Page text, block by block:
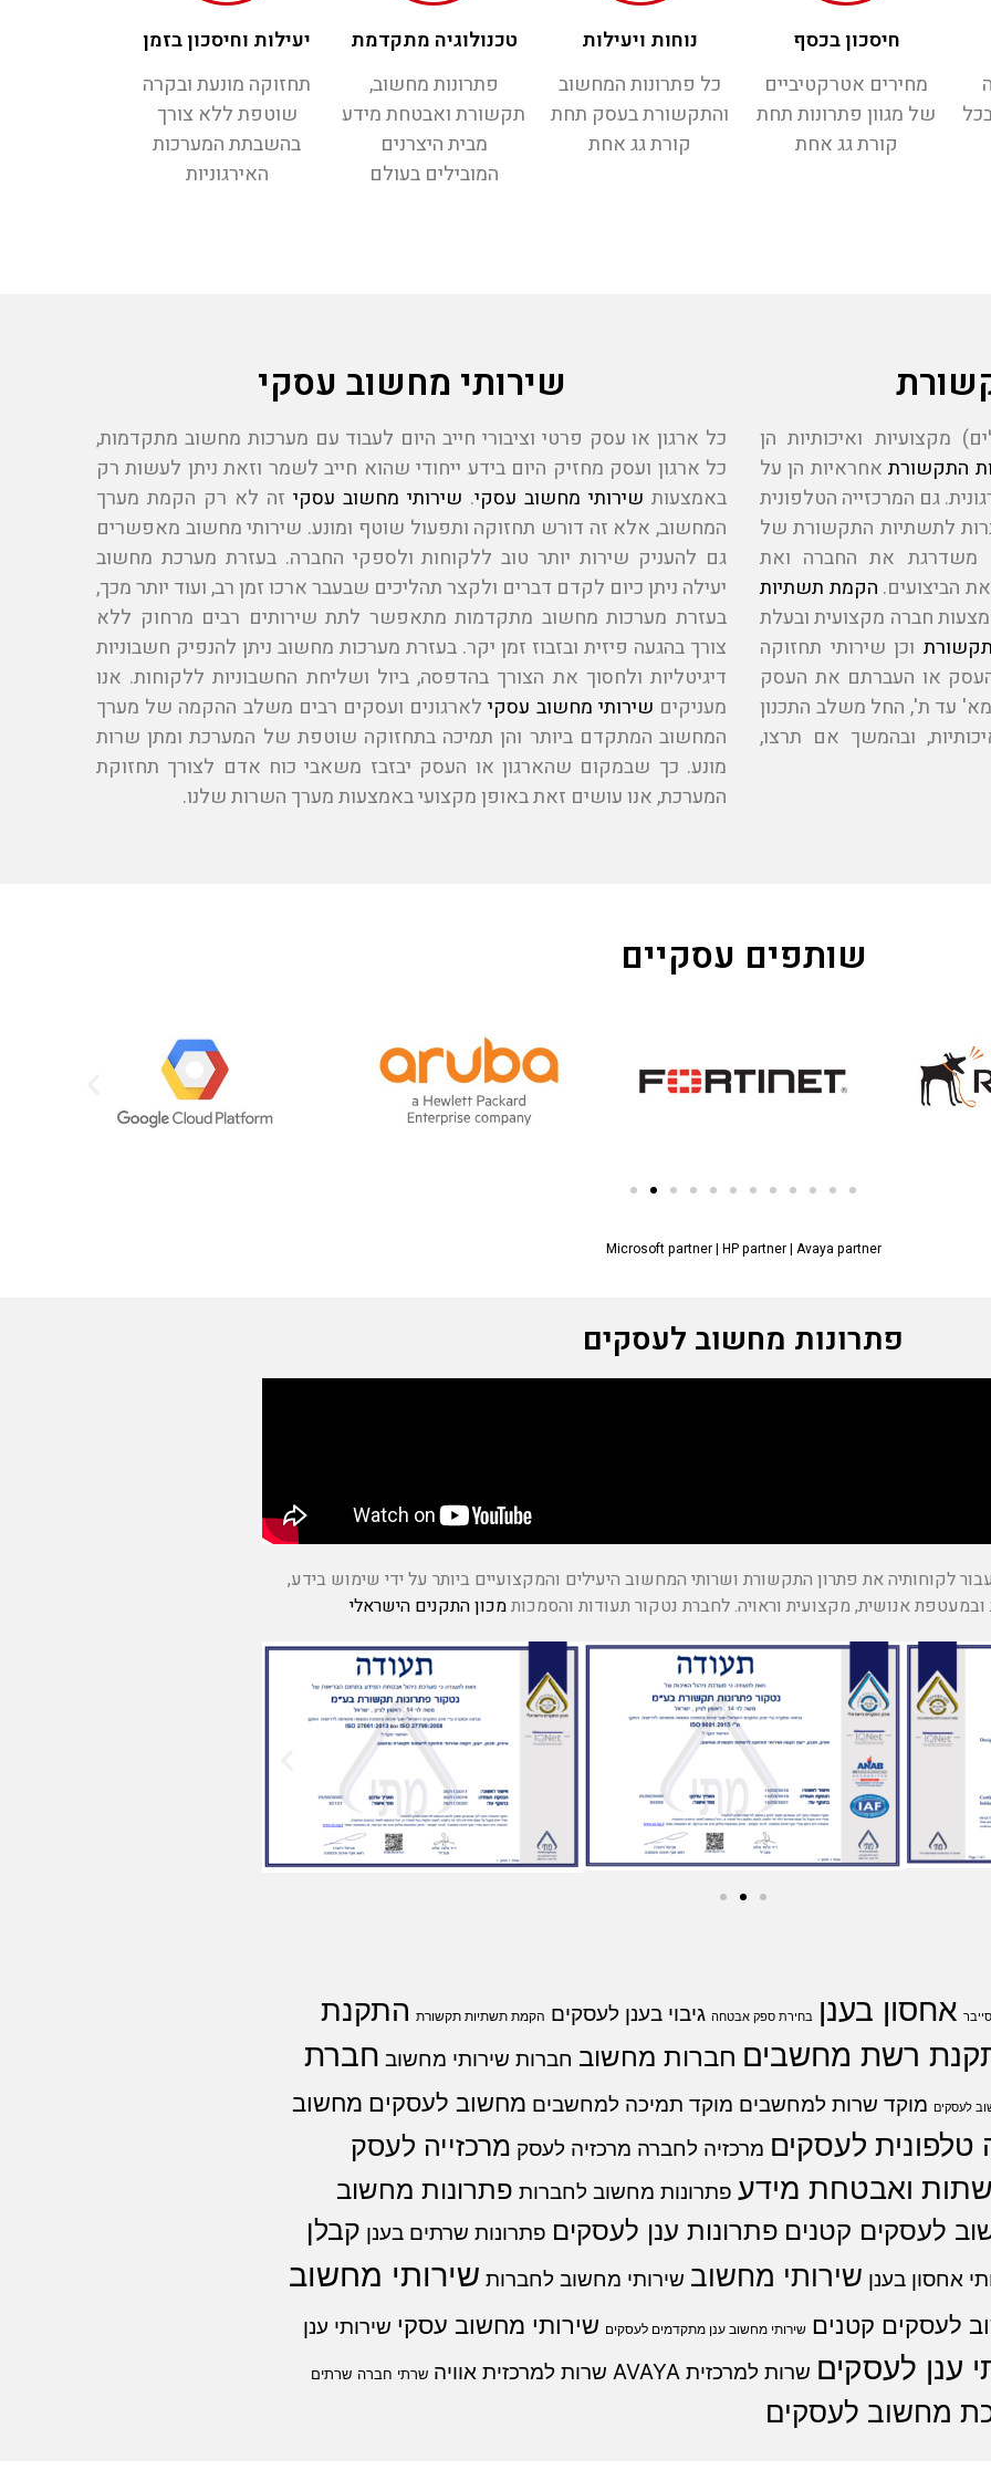
חיסכון בכסף
מחירים אטרקטיביים
של מגוון פתרונות תחת
קורת גג אחת
נוחות ויעילות
כל פתרונות המחשוב
והתקשורת בעסק תחת
קורת גג אחת
טכנולוגיה מתקדמת
פתרונות מחשוב,
תקשורת ואבטחת מידע
מבית היצרנים
המובילים בעולם
יעילות וחיסכון בזמן
תחזוקה מונעת ובקרה
שוטפת ללא צורך
בהשבתת המערכות
האירגוניות
מקצועיות ואיכותיות הן
התקשורתאחראיות הן על
גם המרכזייה הטלפונית
לתשתיות התקשורת של
משדרגת את החברה ואת
הביצועים. הקמת תשתיות
חברה מקצועית ובעלת
וכן שירותי תחזוקה
או העברתם את העסק
עד ת', החל משלב התכנון
ובהמשך אם תרצו,
שירותי מחשוב עסקי
כל ארגון או עסק פרטי וציבורי חייב היום לעבוד עם מערכות מחשוב מתקדמות,
כל ארגון ועסק מחזיק היום בידע ייחודי שהוא חייב לשמר וזאת ניתן לעשות רק
באמצעות שירותי מחשוב עסקי. שירותי מחשוב עסקי זה לא רק הקמת מערך
המחשוב, אלא זה דורש תחזוקה ותפעול שוטף ומונע. שירותי מחשוב מאפשרים
גם להעניק שירות יותר טוב ללקוחות ולספקי החברה. בעזרת מערכת מחשוב
יעילה ניתן כיום לקדם דברים ולקצר תהליכים שבעבר ארכו זמן רב, ועוד יותר מכך,
בעזרת מערכות מחשוב מתקדמות מתאפשר לתת שירותים רבים מרחוק ללא
צורך בהגעה פיזית ובזבוז זמן יקר. בעזרת מערכות מחשוב ניתן להנפיק חשבוניות
דיגיטליות ולחסוך את הצורך בהדפסה, ביול ושליחת החשבוניות ללקוחות. אנו
מעניקים שירותי מחשוב עסקילארגונים ועסקים רבים משלב ההקמה של מערך
המחשוב המתקדם ביותר והן תמיכה בתחזוקה שוטפת של המערכת ומתן שרות
מונע. כך שבמקום שהארגון או העסק יבזבז משאבי כוח אדם לצורך תחזוקת
המערכת, אנו עושים זאת באופן מקצועי באמצעות מערך השרות שלנו.
שותפים עסקיים
Microsoft partner| HP partner| Avaya partner
פתרונות מחשוב לעסקים
לקוחותיה את פתרון התקשורת ושרותי המחשוב היעילים והמקצועיים ביותר על ידי שימוש בידע,
אנושית, מקצועית וראויה. לחברת נטקור תעודות והסמכותמכון התקנים הישראלי
אחסון בענן בחירת ספק אבטחה גיבוי בענן לעסקים הקמת תשתיות תקשורת התקנת
רשת מחשבים חברות מחשוב חברות שירותי מחשוב חברת
לעסקים מוקד שרות למחשבים מוקד תמיכה למחשבים מחשוב לעסקים מחשוב
טלפונית לעסקים מרכזיה לחברה מרכזיה לעסק מרכזייה לעסק
ואבטחת מידע פתרונות מחשוב לחברות פתרונות מחשוב
לעסקים קטנים פתרונות ענן לעסקים פתרונות שרתים בענן קבלן
אחסון בענן שירותי מחשוב שירותי מחשוב לחברות שירותי מחשוב
לעסקים קטנים שירותי מחשוב ענן מתקדמים לעסקים שירותי מחשוב עסקי שירותי ענן
ענן לעסקים שרות למרכזית AVAYA שרות למרכזית אוויה שרתי חברה שרתים
מחשוב לעסקים